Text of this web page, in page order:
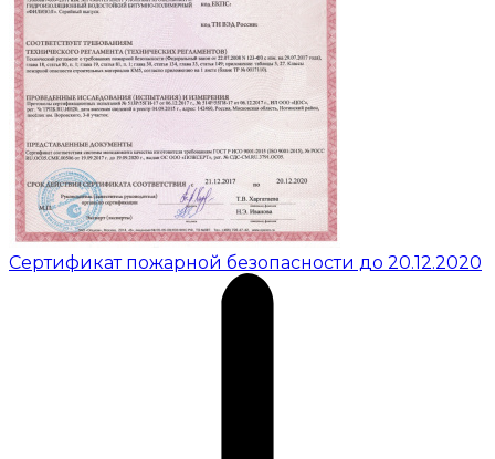
Сертификат пожарной безопасности до 20.12.2020